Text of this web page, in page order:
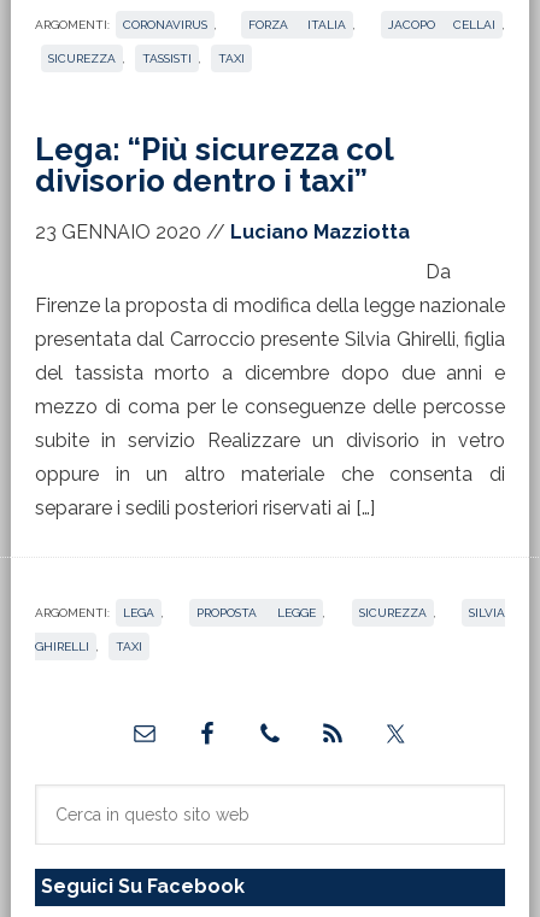
ARGOMENTI: CORONAVIRUS FORZA ITALIA JACOPO CELLAI
SICUREZZA TASSISTI TAXI
Lega: “Più sicurezza col
divisorio dentro i taxi”
23 GENNAIO 2020 // Luciano Mazziotta
Da
Firenze la proposta di modifica della legge nazionale
presentata dal Carroccio presente Silvia Ghirelli, figlia
del tassista morto a dicembre dopo due anni e
mezzo di coma per le conseguenze delle percosse
subite in servizio Realizzare un divisorio in vetro
oppure in un altro materiale che consenta di
separare i sedili posteriori riservati ai […]
ARGOMENTI: LEGA PROPOSTA LEGGE SICUREZZA SILVIA
GHIRELLI TAXI
primaria
sito
Seguici Su Facebook